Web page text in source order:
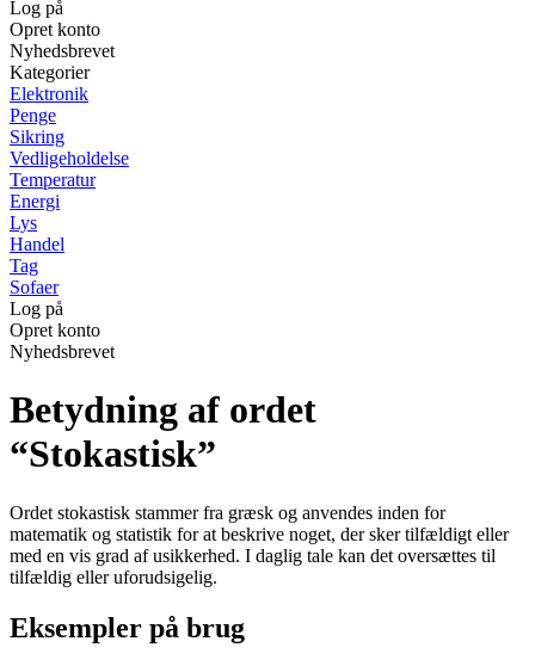
Log på
Opret konto
Nyhedsbrevet
Kategorier
Elektronik
Penge
Sikring
Vedligeholdelse
Temperatur
Energi
Lys
Handel
Tag
Sofaer
Log på
Opret konto
Nyhedsbrevet
Betydning af ordet
“Stokastisk”
Ordet stokastisk stammer fra græsk og anvendes inden for
matematik og statistik for at beskrive noget, der sker tilfældigt eller
med en vis grad af usikkerhed. I daglig tale kan det oversættes til
tilfældig eller uforudsigelig.
Eksempler på brug